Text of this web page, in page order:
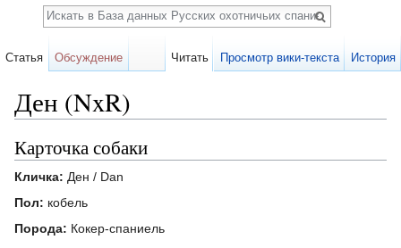
Ден (NxR)
Карточка собаки
Кличка: Ден / Dan
Пол: кобель
Порода: Кокер-спаниель
Статья Обсуждение Читать Просмотр вики-текста История
Поиск